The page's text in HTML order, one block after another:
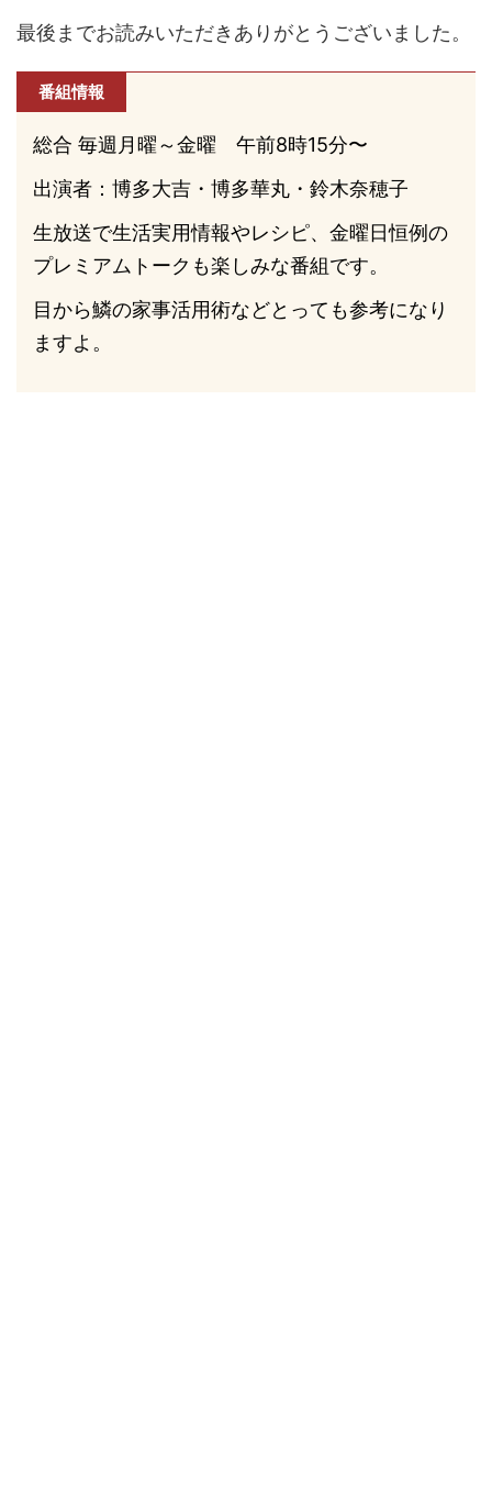
最後までお読みいただきありがとうございました。
番組情報
総合 毎週月曜～金曜 午前8時15分〜
出演者：博多大吉・博多華丸・鈴木奈穂子
生放送で生活実用情報やレシピ、金曜日恒例の
プレミアムトークも楽しみな番組です。
目から鱗の家事活用術などとっても参考になり
ますよ。